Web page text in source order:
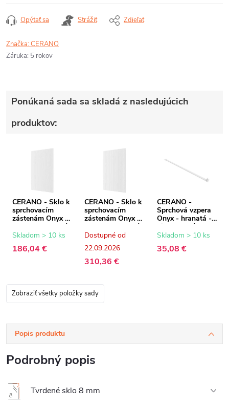
Opýtať sa Strážiť Zdieľať
Značka:CERANO
Záruka: 5 rokov
Ponúkaná sada sa skladá z nasledujúcich
produktov:
CERANO - Sklo k
sprchovacím
zástenám Onyx -
8 mm - ryhované
sklo - 80x200 cm
Skladom > 10 ks
186,04 €
CERANO - Sklo k
sprchovacím
zástenám Onyx -
8 mm - ryhované
sklo - 160x200
cm
Dostupné od
22.09.2026
310,36 €
CERANO -
Sprchová vzpera
Onyx - hranatá -
biela matná - 150
cm
Skladom > 10 ks
35,08 €
Zobraziť všetky položky sady
Popis produktu
Podrobný popis
Tvrdené sklo 8 mm